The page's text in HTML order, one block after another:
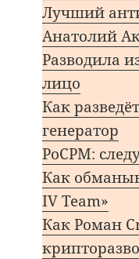
Лучший
Анатолий
Разводила
лицо
Как
генератор
PoCPM:
Как
IV Team»
Как Роман